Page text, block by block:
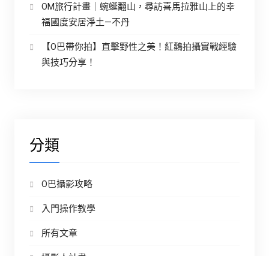
OM旅行計畫｜蜿蜒翻山，尋訪喜馬拉雅山上的幸
福國度安居淨土—不丹
【O巴帶你拍】直擊野性之美！紅鸛拍攝實戰經驗
與技巧分享！
分類
O巴攝影攻略
入門操作教學
所有文章